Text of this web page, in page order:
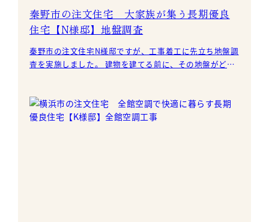
秦野市の注文住宅 大家族が集う長期優良
住宅【N様邸】地盤調査
秦野市の注文住宅N様邸ですが、工事着工に先立ち地盤調
査を実施しました。 建物を建てる前に、その地盤がどの